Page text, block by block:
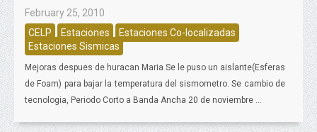
February 25, 2010
CELP
Estaciones
Estaciones Co-localizadas
Estaciones Sismicas
Mejoras despues de huracan Maria Se le puso un aislante(Esferas
de Foam) para bajar la temperatura del sismometro. Se cambio de
tecnologia, Periodo Corto a Banda Ancha 20 de noviembre ...